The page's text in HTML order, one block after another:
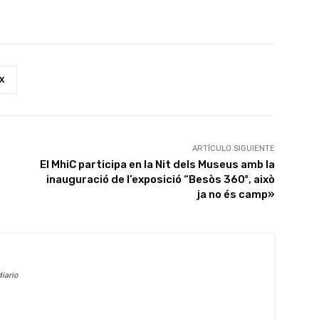
X
ARTÍCULO SIGUIENTE
El MhiC participa en la Nit dels Museus amb la
inauguració de l’exposició “Besòs 360º, això
ja no és camp»